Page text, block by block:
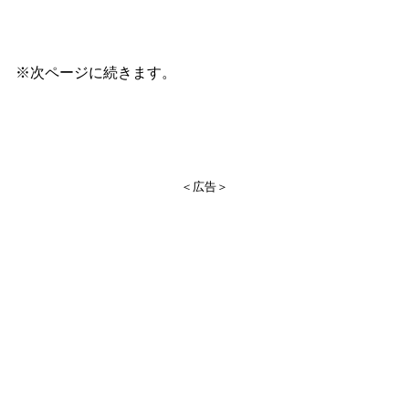
※次ページに続きます。
＜広告＞